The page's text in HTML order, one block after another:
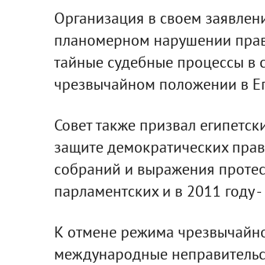
Организация в своем
планомерном нарушении
тайные судебные процессы в
чрезвычайном положении в
Совет также призвал
защите демократических
собраний и выражения
парламентских и в 2011 году
К отмене режима
международные